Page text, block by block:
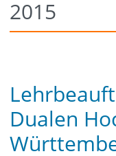
2015
Dualen